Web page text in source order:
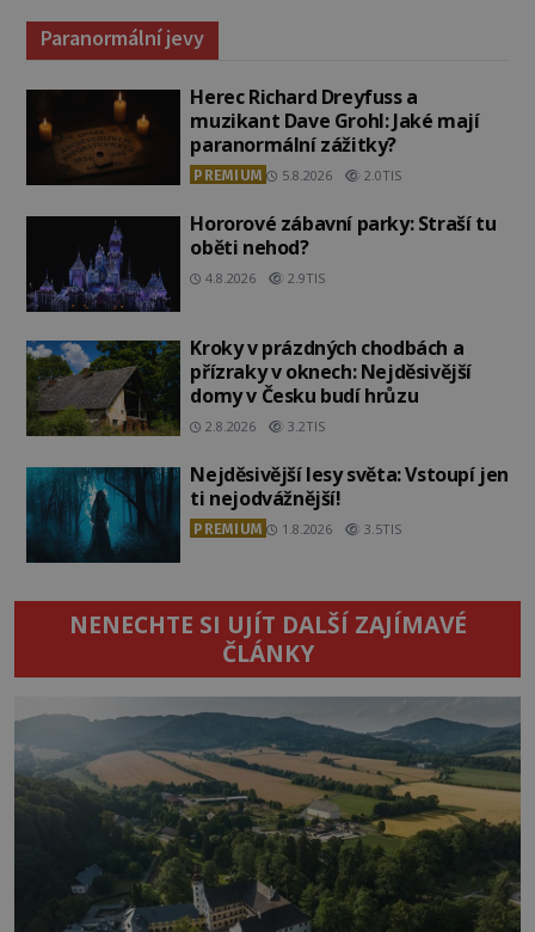
Paranormální jevy
Herec Richard Dreyfuss a
muzikant Dave Grohl: Jaké mají
paranormální zážitky?
PREMIUM 5.8.2026 2.0TIS
Hororové zábavní parky: Straší tu
oběti nehod?
4.8.2026 2.9TIS
Kroky v prázdných chodbách a
přízraky v oknech: Nejděsivější
domy v Česku budí hrůzu
2.8.2026 3.2TIS
Nejděsivější lesy světa: Vstoupí jen
ti nejodvážnější!
PREMIUM 1.8.2026 3.5TIS
NENECHTE SI UJÍT DALŠÍ ZAJÍMAVÉ
ČLÁNKY